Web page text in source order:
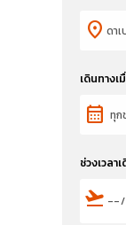
location_on
เดินทางเ
calendar_month
ช่วงเวลา
flight_takeoff